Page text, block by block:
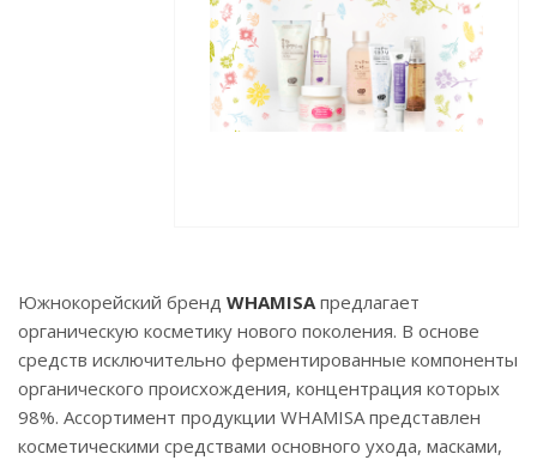
Южнокорейский бренд WHAMISAпредлагает
органическую косметику нового поколения. В основе
средств исключительно ферментированные компоненты
органического происхождения, концентрация которых
98%. Ассортимент продукции WHAMISA представлен
косметическими средствами основного ухода, масками,